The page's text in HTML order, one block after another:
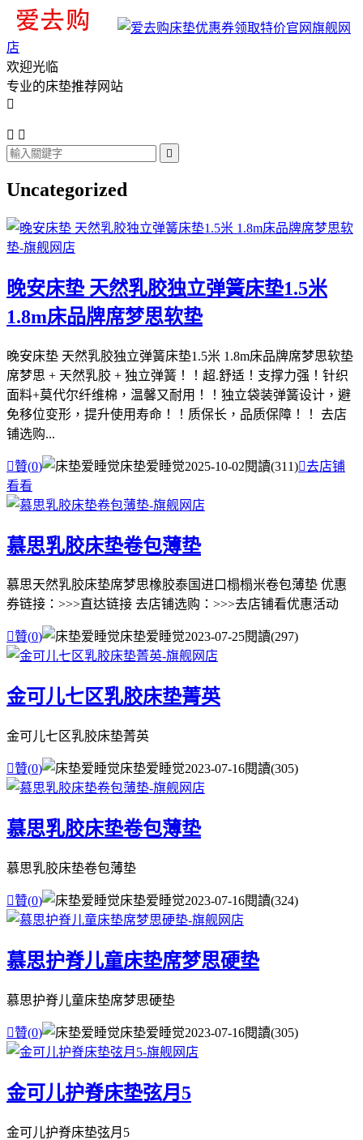
旗舰网
店
欢迎光临
专业的床垫推荐网站

 

Uncategorized
晚安床垫 天然乳胶独立弹簧床垫1.5米
1.8m床品牌席梦思软垫
晚安床垫 天然乳胶独立弹簧床垫1.5米 1.8m床品牌席梦思软垫
席梦思 + 天然乳胶 + 独立弹簧！！超.舒适！支撑力强！针织
面料+莫代尔纤维棉，温馨又耐用！！独立袋装弹簧设计，避
免移位变形，提升使用寿命！！质保长，品质保障！！ 去店
铺选购...
贊(0) 床垫爱睡觉2025-10-02閱讀(311)去店铺
看看
慕思乳胶床垫卷包薄垫
慕思天然乳胶床垫席梦思橡胶泰国进口榻榻米卷包薄垫 优惠
券链接：>>>直达链接 去店铺选购：>>>去店铺看优惠活动
贊(0) 床垫爱睡觉2023-07-25閱讀(297)
金可儿七区乳胶床垫菁英
金可儿七区乳胶床垫菁英
贊(0) 床垫爱睡觉2023-07-16閱讀(305)
慕思乳胶床垫卷包薄垫
慕思乳胶床垫卷包薄垫
贊(0) 床垫爱睡觉2023-07-16閱讀(324)
慕思护脊儿童床垫席梦思硬垫
慕思护脊儿童床垫席梦思硬垫
贊(0) 床垫爱睡觉2023-07-16閱讀(305)
金可儿护脊床垫弦月5
金可儿护脊床垫弦月5